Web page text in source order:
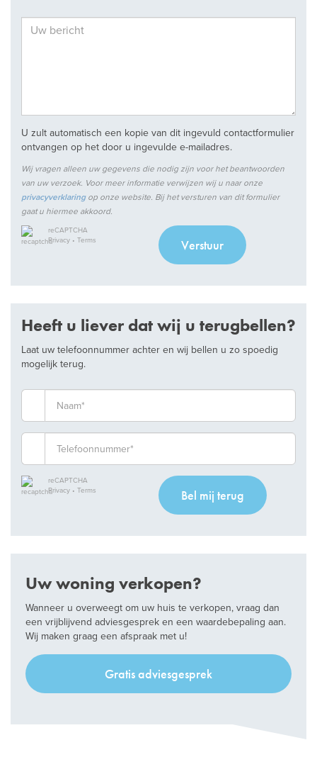
U zult automatisch een kopie van dit ingevuld contactformulier
ontvangen op het door u ingevulde e-mailadres.
Wij vragen alleen uw gegevens die nodig zijn voor het beantwoorden
van uw verzoek. Voor meer informatie verwijzen wij u naar onze
privacyverklaringop onze website. Bij het versturen van dit formulier
gaat u hiermee akkoord.
reCAPTCHA
Privacy • Terms Verstuur
Heeft u liever dat wij u terugbellen?
Laat uw telefoonnummer achter en wij bellen u zo spoedig
mogelijk terug.
reCAPTCHA
Privacy • Terms Bel mij terug
Uw woning verkopen?
Wanneer u overweegt om uw huis te verkopen, vraag dan
een vrijblijvend adviesgesprek en een waardebepaling aan.
Wij maken graag een afspraak met u!
Gratis adviesgesprek